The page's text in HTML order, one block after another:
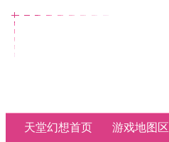
天堂幻想首页 游戏地图区